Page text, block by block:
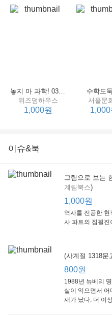
Little,
1,000
놓지 마 과학! 03 : 정신이 공룡에 정신 놓다
위즈덤하우스
1,000원
수학도
서울문
1,000
이슈&북
그림으로 보는
계림북스)
1,000원
역사를 전공한 현
사 파트의 집필진
(사계절 1318문
800원
1988년 뉴베리
살이 익으면서 어
새가 났다. 더 이